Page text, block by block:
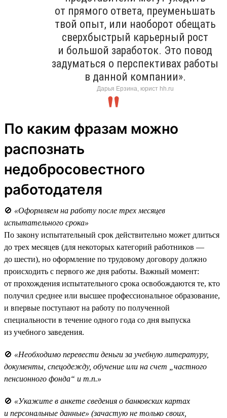
от прямого ответа, преуменьшать
твой опыт, или наоборот обещать
сверхбыстрый карьерный рост
и большой заработок. Это повод
задуматься о перспективах работы
в данной компании».
Дарья Ерзина, юрист hh.ru
По каким фразам можно
распознать
недобросовестного
работодателя
🚫 «Оформляем на работу после трех месяцев
испытательного срока»
По закону испытательный срок действительно может длиться
до трех месяцев (для некоторых категорий работников —
до шести), но оформление по трудовому договору должно
происходить с первого же дня работы. Важный момент:
от прохождения испытательного срока освобождаются те, кто
получил среднее или высшее профессиональное образование,
и впервые поступают на работу по полученной
специальности в течение одного года со дня выпуска
из учебного заведения.
🚫 «Необходимо перевести деньги за учебную литературу,
документы, спецодежду, обучение или на счет „частного
пенсионного фонда“ и т.п.»
🚫 «Укажите в анкете сведения о банковских картах
и персональные данные» (зачастую не только своих,